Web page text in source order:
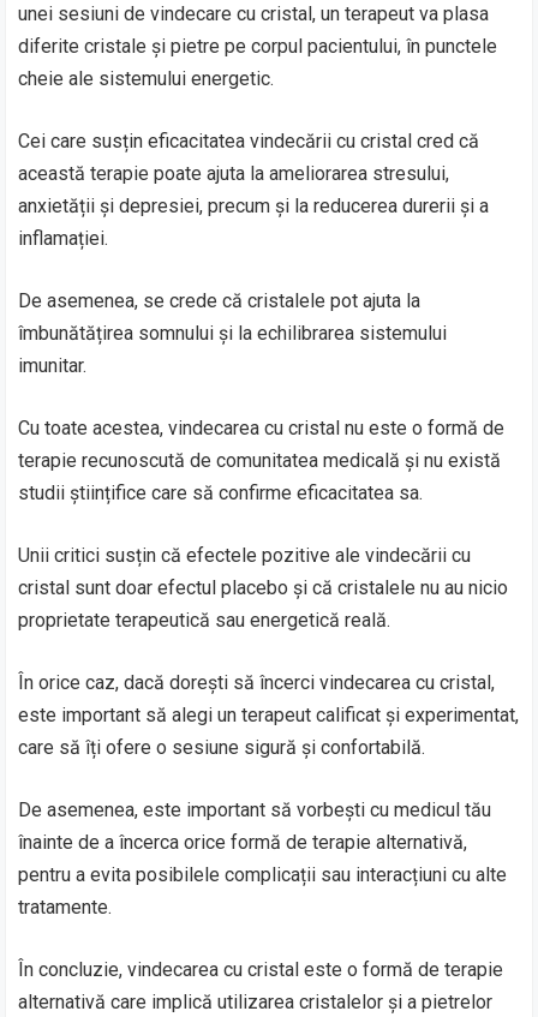
unei sesiuni de vindecare cu cristal, un terapeut va plasa
diferite cristale și pietre pe corpul pacientului, în punctele
cheie ale sistemului energetic.
Cei care susțin eficacitatea vindecării cu cristal cred că
această terapie poate ajuta la ameliorarea stresului,
anxietății și depresiei, precum și la reducerea durerii și a
inflamației.
De asemenea, se crede că cristalele pot ajuta la
îmbunătățirea somnului și la echilibrarea sistemului
imunitar.
Cu toate acestea, vindecarea cu cristal nu este o formă de
terapie recunoscută de comunitatea medicală și nu există
studii științifice care să confirme eficacitatea sa.
Unii critici susțin că efectele pozitive ale vindecării cu
cristal sunt doar efectul placebo și că cristalele nu au nicio
proprietate terapeutică sau energetică reală.
În orice caz, dacă dorești să încerci vindecarea cu cristal,
este important să alegi un terapeut calificat și experimentat,
care să îți ofere o sesiune sigură și confortabilă.
De asemenea, este important să vorbești cu medicul tău
înainte de a încerca orice formă de terapie alternativă,
pentru a evita posibilele complicații sau interacțiuni cu alte
tratamente.
În concluzie, vindecarea cu cristal este o formă de terapie
alternativă care implică utilizarea cristalelor și a pietrelor